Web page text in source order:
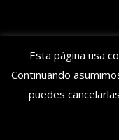
Esta página usa
Continuando
puedes